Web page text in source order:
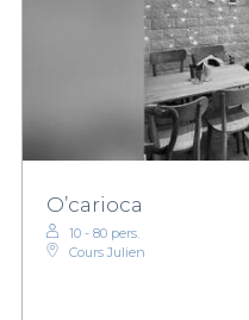
O’carioca
10 - 80 pers.
Cours Julien